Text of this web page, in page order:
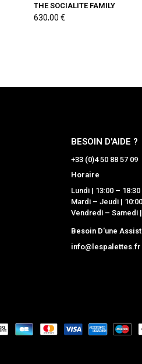
THE SOCIALITE FAMILY
630,00 €
BESOIN D'AIDE ?
+33 (0)4 50 88 57 09
Horaire
Lundi | 13:00 –
Mardi – Jeudi |
Vendredi – Samedi
Besoin D'une
info@lespalettes.fr